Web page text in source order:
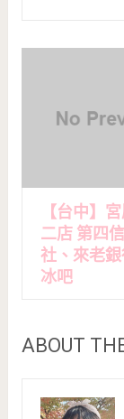
【台中】
二店 第四
社、來老
冰吧
ABOUT